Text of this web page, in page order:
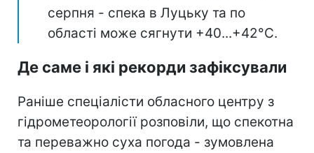
серпня - спека в Луцьку та по
області може сягнути +40...+42°С.
Де саме і які рекорди зафіксували
Раніше спеціалісти обласного центру з
гідрометеорології розповіли, що спекотна
та переважно суха погода - зумовлена